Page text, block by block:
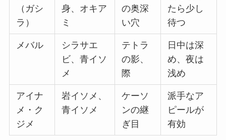
（ガシ
ラ）
身、オキア
ミ
の奥深
い穴
たら少し
待つ
メバル
シラサエ
ビ、青イソ
メ
テトラ
の影、
際
日中は深
め、夜は
浅め
アイナ
メ・ク
ジメ
岩イソメ、
青イソメ
ケーソ
ンの継
ぎ目
派手なア
ピールが
有効